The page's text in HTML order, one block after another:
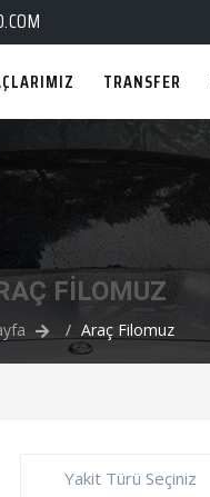
TRANSFER
FILOMUZ
Araç Filomuz